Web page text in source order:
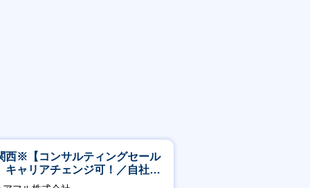
※【コンサルティングセール
キャリアチェンジ可！／自社サ
ス『シェアフル』の営業